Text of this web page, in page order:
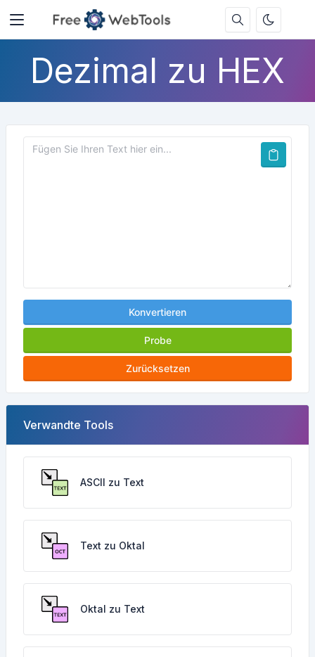
Dezimal zu HEX
Konvertieren
Probe
Zurücksetzen
Verwandte Tools
ASCII zu Text
Text zu Oktal
Oktal zu Text